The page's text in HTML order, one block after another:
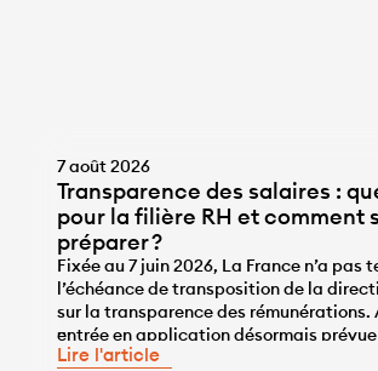
7 août 2026
Transparence des salaires :
pour la filière RH et comment
préparer ?
Fixée au 7 juin 2026, La France n’a pas
l’échéance de transposition de la
sur la transparence des rémunérations.
entrée en application désormais prévue
janvier 2028, les entreprises disposent
...
Lire l'article